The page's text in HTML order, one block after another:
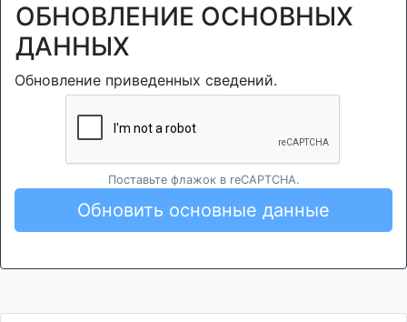
ОБНОВЛЕНИЕ ОСНОВНЫХ
ДАННЫХ
Обновление приведенных сведений.
Поставьте флажок в reCAPTCHA.
Обновить основные данные